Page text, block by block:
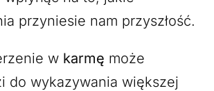
przyniesie nam przyszłość.
w karmę może
do wykazywania większej